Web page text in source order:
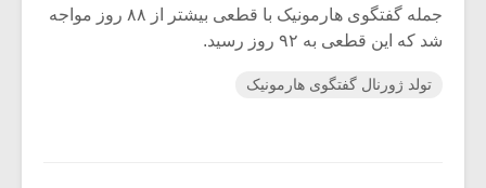
جمله گفتگوی هارمونیک با قطعی بیشتر از ۸۸ روز مواجه
شد که این قطعی به ۹۲ روز رسید.
تولد ژورنال گفتگوی هارمونیک